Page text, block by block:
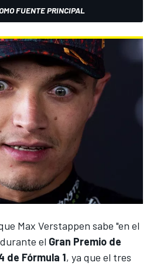
FUENTE PRINCIPAL
Max Verstappen sabe "en el
el Gran Premio de
de Fórmula 1, ya que el tres